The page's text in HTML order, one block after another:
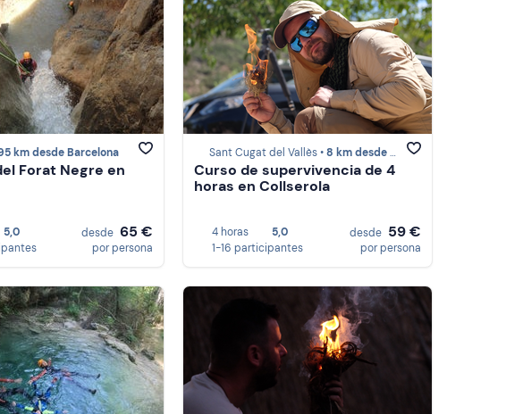
km desde Barcelona
Forat Negre en
5,0
desde 65 €
por persona
Sant Cugat del Vallès •8 km desde Barcelona
Curso de supervivencia de 4
horas en Collserola
4 horas
5,0
1-16 participantes
desde 59 €
por persona